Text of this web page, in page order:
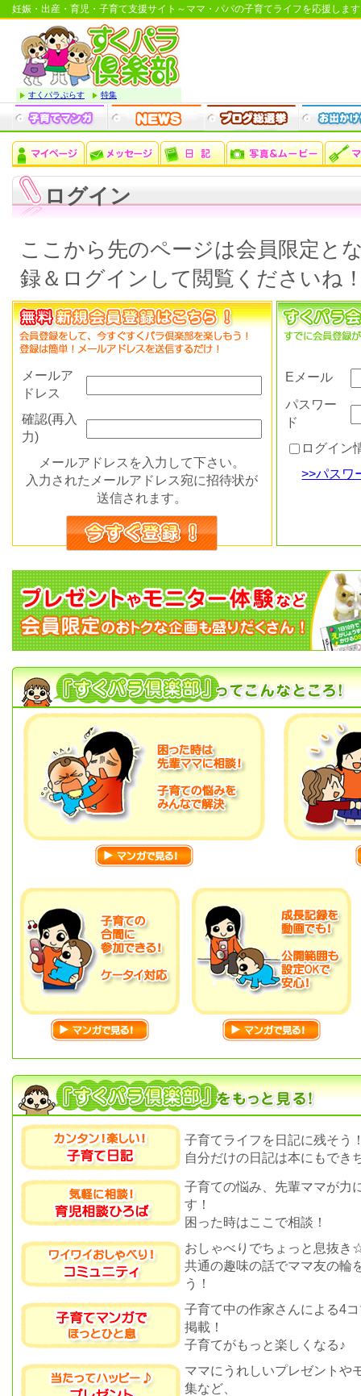
妊娠・出産・育児・子育て支援サイト～ママ・パパの子育てライフを応援しま
すくパラぷらす 特集
ログイン
ここから先のページは会員限定と
録＆ログインして閲覧くださいね
メールア
ドレス
確認(再入
力)
メールアドレスを入力して下さい。
入力されたメールアドレス宛に招待状が
送信されます。
Eメール
パスワー
ド
ログイン
>>パスワ
子育てライフを日記に残そう
自分だけの日記は本にもでき
子育ての悩み、先輩ママが力
す！
困った時はここで相談！
おしゃべりでちょっと息抜き
共通の趣味の話でママ友の輪
う！
子育て中の作家さんによる4
掲載！
子育てがもっと楽しくなる♪
ママにうれしいプレゼントや
集など、